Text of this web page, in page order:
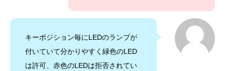
キーポジション毎にLEDのランプが
付いていて分かりやすく緑色のLED
は許可、赤色のLEDは拒否されてい